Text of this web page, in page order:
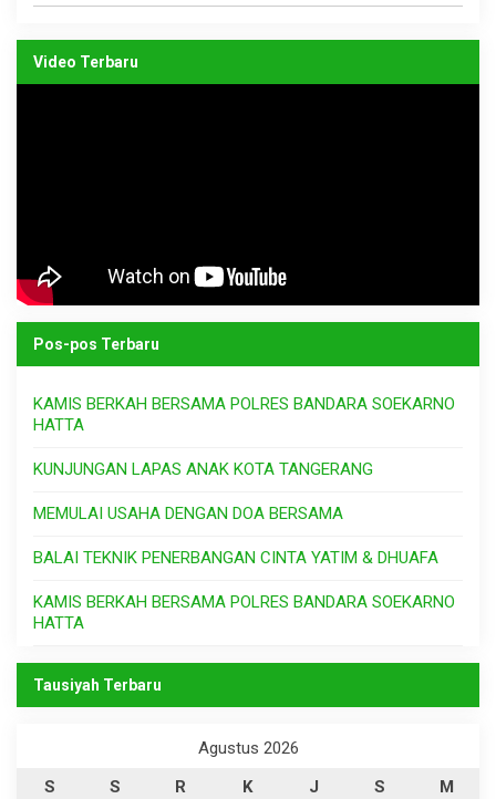
Video Terbaru
Pos-pos Terbaru
KAMIS BERKAH BERSAMA POLRES BANDARA SOEKARNO
HATTA
KUNJUNGAN LAPAS ANAK KOTA TANGERANG
MEMULAI USAHA DENGAN DOA BERSAMA
BALAI TEKNIK PENERBANGAN CINTA YATIM & DHUAFA
KAMIS BERKAH BERSAMA POLRES BANDARA SOEKARNO
HATTA
Tausiyah Terbaru
Agustus 2026
S
S R K J S
M